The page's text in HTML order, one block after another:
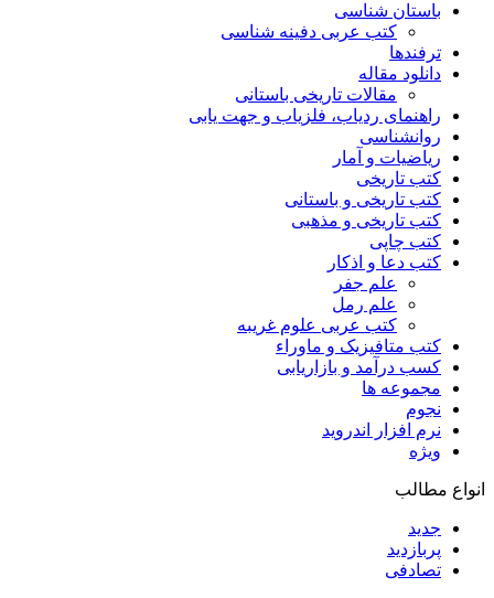
باستان شناسی
کتب عربی دفینه شناسی
ترفندها
دانلود مقاله
مقالات تاریخی باستانی
راهنمای ردیاب، فلزیاب و جهت یابی
روانشناسی
ریاضیات و آمار
کتب تاریخی
کتب تاریخی و باستانی
کتب تاریخی و مذهبی
کتب چاپی
کتب دعا و اذکار
علم جفر
علم رمل
کتب عربی علوم غریبه
کتب متافیزیک و ماوراء
کسب درآمد و بازاریابی
مجموعه ها
نجوم
نرم افزار اندروید
ویژه
انواع مطالب
جدید
پربازدید
تصادفی